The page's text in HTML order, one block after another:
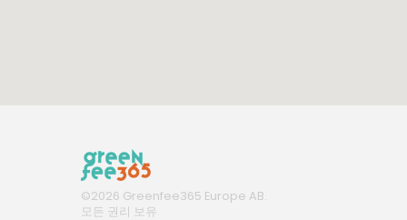
©2026 Greenfee365 Europe AB.
모든 권리 보유